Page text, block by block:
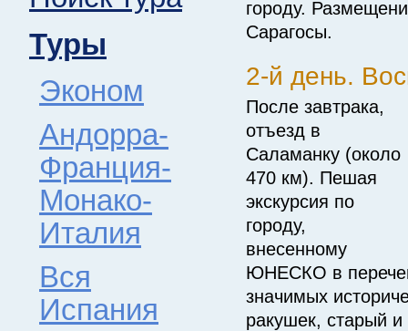
Туры
Эконом
Андорра-
Франция-
Монако-
Италия
Вся
Испания
городу.
Сарагосы.
2-й день.
После завтрака,
отъезд в
Саламанку (около
470 км). Пешая
экскурсия по
городу,
внесенному
ЮНЕСКО в
значимых
ракушек, старый